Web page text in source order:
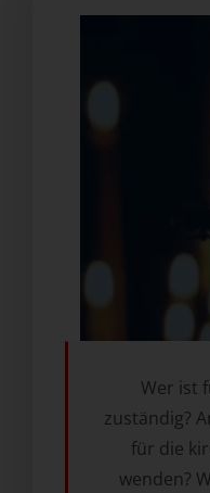
Wer ist
zuständig?
für die
wenden?